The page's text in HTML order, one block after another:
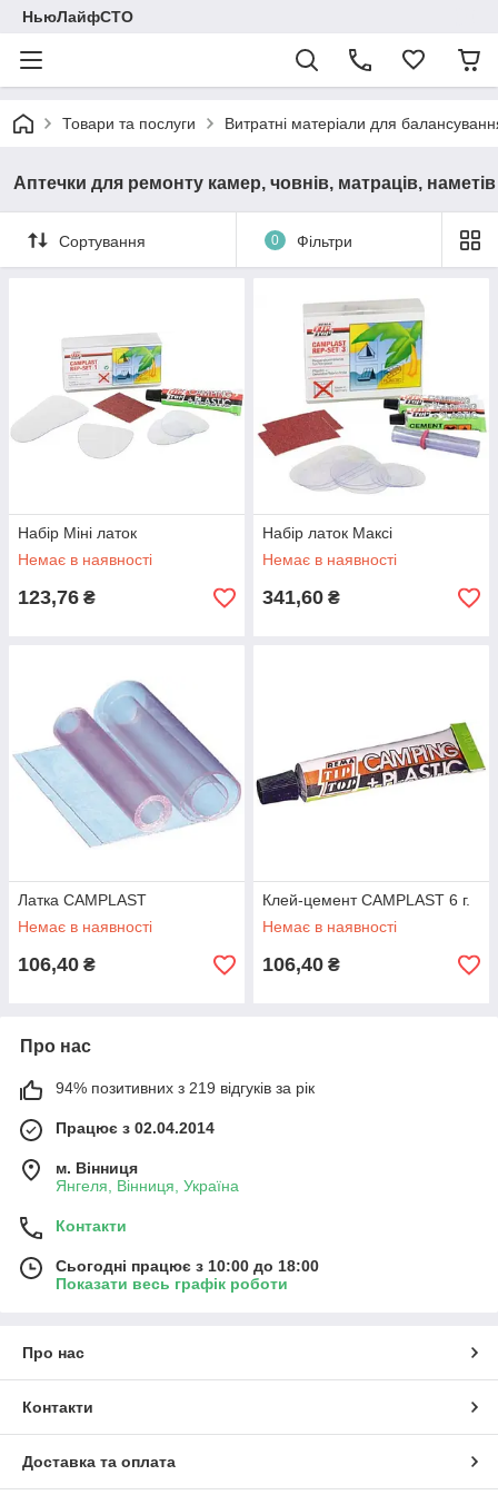
НьюЛайфСТО
Товари та послуги Витратні матеріали для
Аптечки для ремонту камер, човнів, матраців, наметів
Сортування 0 Фільтри
Набір Міні латок
Немає в наявності
123,76 ₴
Набір латок Максі
Немає в наявності
341,60 ₴
Латка CAMPLAST
Немає в наявності
106,40 ₴
Клей-цемент CAMPLAST 6 г.
Немає в наявності
106,40 ₴
Про нас
94% позитивних з 219 відгуків за рік
Працює з 02.04.2014
м. Вінниця
Янгеля, Вінниця, Україна
Контакти
Сьогодні працює з 10:00 до 18:00
Показати весь графік роботи
Про нас
Контакти
Доставка та оплата